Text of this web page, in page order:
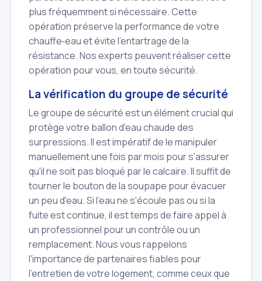
plus fréquemment si nécessaire. Cette
opération préserve la performance de votre
chauffe‑eau et évite l'entartrage de la
résistance. Nos experts peuvent réaliser cette
opération pour vous, en toute sécurité.
La vérification du groupe de sécurité
Le groupe de sécurité est un élément crucial qui
protège votre ballon d'eau chaude des
surpressions. Il est impératif de le manipuler
manuellement une fois par mois pour s'assurer
qu'il ne soit pas bloqué par le calcaire. Il suffit de
tourner le bouton de la soupape pour évacuer
un peu d'eau. Si l'eau ne s'écoule pas ou si la
fuite est continue, il est temps de faire appel à
un professionnel pour un contrôle ou un
remplacement. Nous vous rappelons
l'importance de partenaires fiables pour
l'entretien de votre logement, comme ceux que